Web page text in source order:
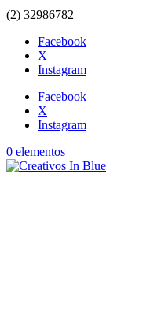
(2) 32986782
Facebook
X
Instagram
Facebook
X
Instagram
0 elementos